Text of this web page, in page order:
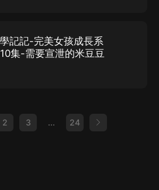
記記-完美女孩成長系
集-需要宣泄的米豆豆
2 3 ... 24